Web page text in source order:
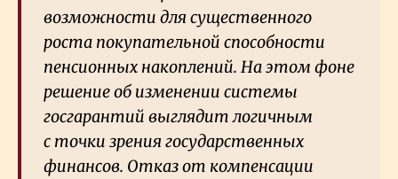
возможности для существенного
роста покупательной способности
пенсионных накоплений. На этом фоне
решение об изменении системы
госгарантий выглядит логичным
с точки зрения государственных
финансов. Отказ от компенсации